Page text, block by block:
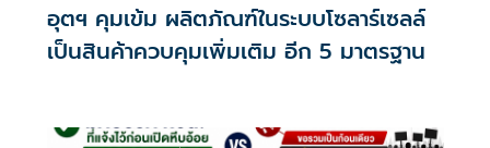
อุตฯ คุมเข้ม ผลิตภัณฑ์ในระบบโซลาร์เซลล์
เป็นสินค้าควบคุมเพิ่มเติม อีก 5 มาตรฐาน